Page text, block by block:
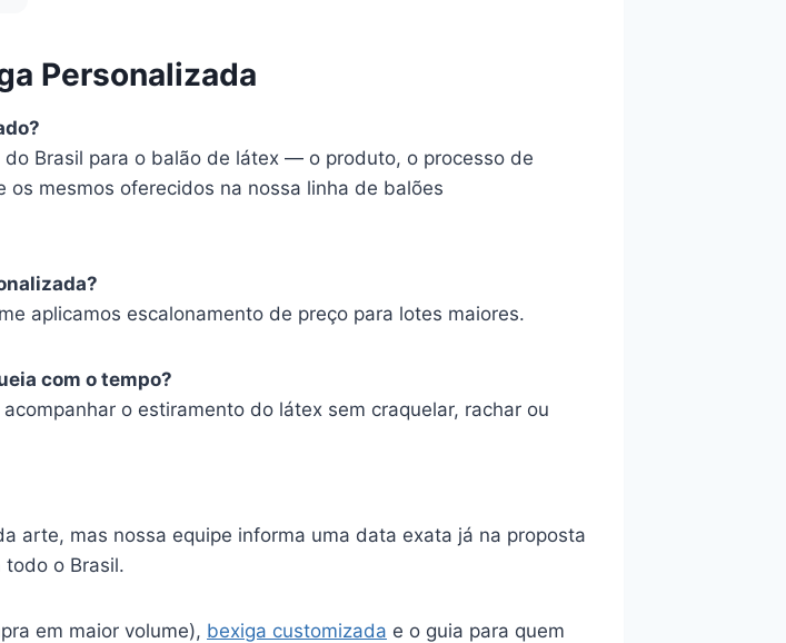
Personalizada
Brasil para o balão de látex — o produto, o processo de
mesmos oferecidos na nossa linha de balões
aplicamos escalonamento de preço para lotes maiores.
com o tempo?
o estiramento do látex sem craquelar, rachar ou
arte, mas nossa equipe informa uma data exata já na proposta
o Brasil.
em maior volume), bexiga customizada e o guia para quem